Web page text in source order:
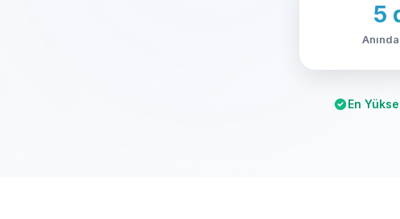
5
En